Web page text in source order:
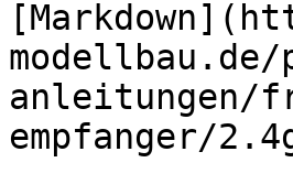
anleitungen/
empfanger/